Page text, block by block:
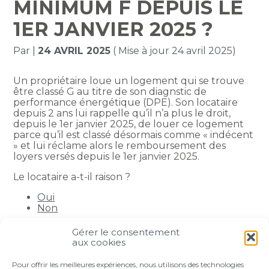
Gérer le consentement
aux cookies
Pour offrir les meilleures expériences, nous utilisons des technologies
MINIMUM F DEPUIS LE
1ER JANVIER 2025 ?
Par |24 AVRIL 2025 ( Mise à jour 24 avril 2025)
Un propriétaire loue un logement qui se trouve
être classé G au titre de son diagnstic de
performance énergétique (DPE). Son locataire
depuis 2 ans lui rappelle qu’il n’a plus le droit,
depuis le 1er janvier 2025, de louer ce logement
parce qu’il est classé désormais comme « indécent
» et lui réclame alors le remboursement des
loyers versés depuis le 1er janvier 2025.
Le locataire a-t-il raison ?
Oui
Non